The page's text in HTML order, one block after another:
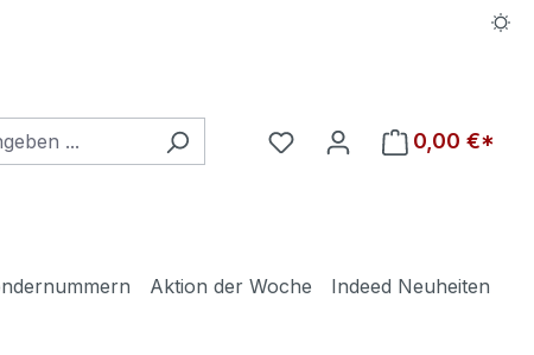
Du hast 0 Produkte auf
0,00 €*
Aktion der Woche
Indeed Neuheiten